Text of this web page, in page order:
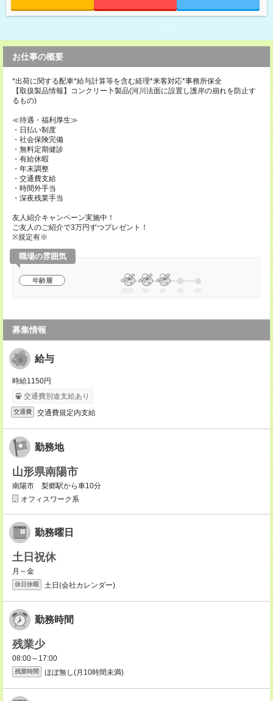
お仕事の概要
*出荷に関する配車*給与計算等を含む経理*来客対応*事務所保全
【取扱製品情報】コンクリー卜製品(河川法面に設置し護岸の崩れを防止す
るもの)
≪待遇・福利厚生≫
・日払い制度
・社会保険完備
・無料定期健診
・有給休暇
・年末調整
・交通費支給
・時間外手当
・深夜残業手当
友人紹介キャンペーン実施中！
ご友人のご紹介で3万円ずつプレゼント！
※規定有※
職場の雰囲気
年齢層
20代 30 40 50 60
募集情報
給与
時給1150円
交通費別途支給あり
交通費 交通費規定内支給
勤務地
山形県南陽市
南陽市 梨郷駅から車10分
オフィスワーク系
勤務曜日
土日祝休
月～金
休日休暇 土日(会社カレンダー)
勤務時間
残業少
08:00～17:00
残業時間 ほぼ無し(月10時間未満)